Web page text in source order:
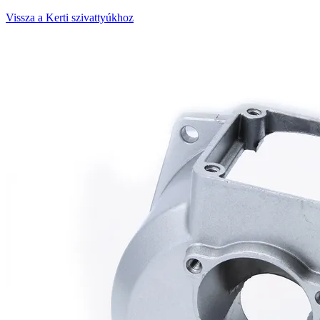
Vissza a Kerti szivattyúkhoz